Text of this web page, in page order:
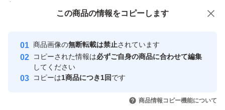
付与しています
安心取引出品者
心・安全なユーザーです
取引実績
引を完了させた実績があります
この商品の情報をコピーします
商品画像の無断転載は禁止されています
コピーされた情報は必ずご自身の商品に合わせて編集
してください
コピーは1商品につき1回です
商品情報コピー機能について
この商品をみている人にオススメ